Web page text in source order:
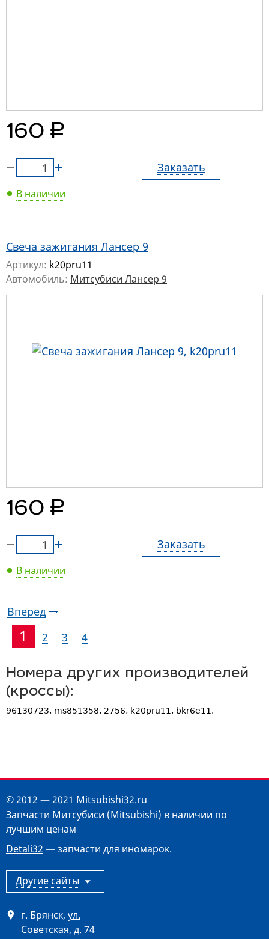
160 руб.
Заказать
В наличии
Свеча зажигания Лансер 9
Артикул: k20pru11
Автомобиль: Митсубиси Лансер 9
160 руб.
Заказать
В наличии
Вперед
1 2 3 4
Номера других производителей
(кроссы):
96130723, ms851358, 2756, k20pru11, bkr6e11.
© 2012 — 2021 Mitsubishi32.ru
Запчасти Митсубиси (Mitsubishi) в наличии по
лучшим ценам
Detali32 — запчасти для иномарок.
Другие сайты
г. Брянск, ул.
Советская, д. 74